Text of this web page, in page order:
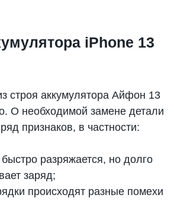
iPhone 13
строя аккумулятора Айфон 13
О необходимой замене детали
признаков, в частности:
разряжается, но долго
заряд;
происходят разные помехи